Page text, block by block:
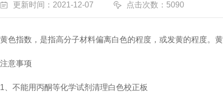
更新时间：2021-12-07 点击次数：5090
黄色指数，是指高分子材料偏离白色的程度，或发黄的程度。
注意事项
1、不能用丙酮等化学试剂清理白色校正板